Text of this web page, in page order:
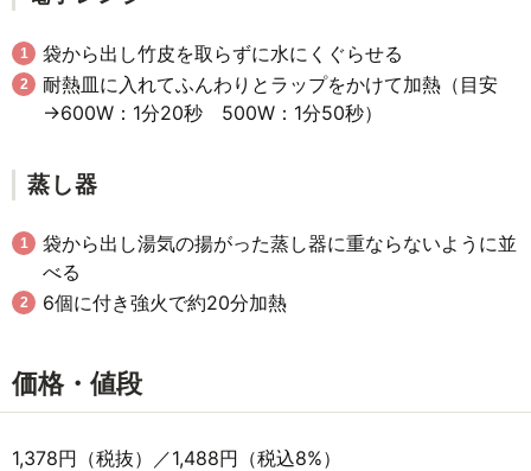
袋から出し竹皮を取らずに水にくぐらせる
耐熱皿に入れてふんわりとラップをかけて加熱（目安
→600W：1分20秒 500W：1分50秒）
蒸し器
袋から出し湯気の揚がった蒸し器に重ならないように並
べる
6個に付き強火で約20分加熱
価格・値段
1,378円（税抜）／1,488円（税込8%）